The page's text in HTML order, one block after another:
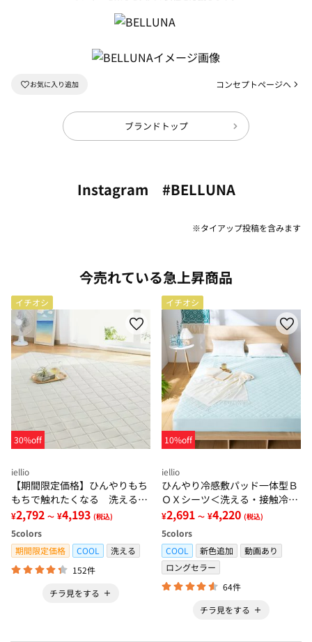
コンセプトページへ
ブランドトップ
Instagram #BELLUNA
※タイアップ投稿を含みます
今売れている急上昇商品
イチオシ
30%off
iellio
【期間限定価格】ひんやりもち
もちで触れたくなる 洗えるラ
グ＜低反発・滑りにくい・接触
冷感・防ダニ・カーペット＞
¥2,792 ～ ¥4,193 (税込)
5colors
期間限定価格
COOL
洗える
152件
チラ見をする
イチオシ
10%off
iellio
ひんやり冷感敷パッド一体型Ｂ
ＯＸシーツ＜洗える・接触冷
感・抗菌防臭・時短・家事楽・
ボックスシーツ・寝苦しさ対策
＞
¥2,691 ～ ¥4,220 (税込)
5colors
COOL
新色追加
動画あり
ロングセラー
64件
チラ見をする